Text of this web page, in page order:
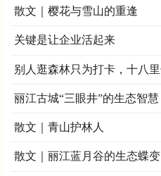
散文｜樱花与雪山的重逢
关键是让企业活起来
丽江古城“三眼井”的生态智慧
散文｜青山护林人
散文｜丽江蓝月谷的生态蝶变